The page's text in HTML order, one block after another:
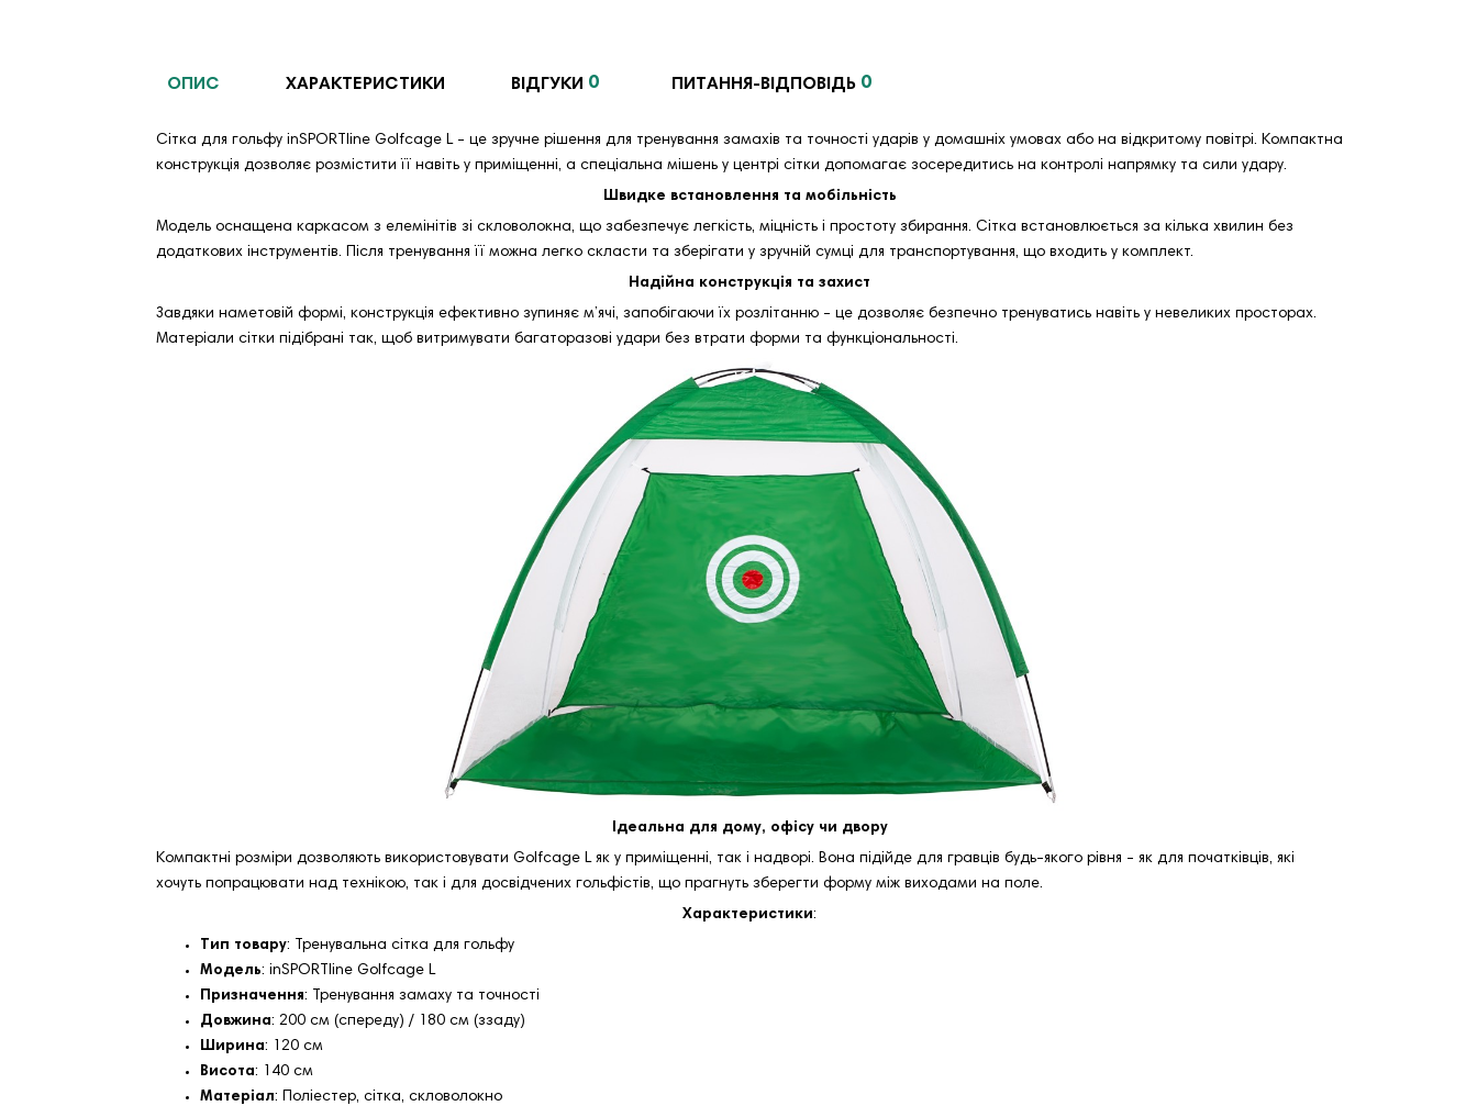
ОПИС ХАРАКТЕРИСТИКИ ВІДГУКИ 0 ПИТАННЯ-ВІДПОВІДЬ 0
Сітка для гольфу inSPORTline Golfcage L - це зручне рішення для тренування замахів та точності ударів у домашніх умовах або на відкритому повітрі. Компактна
конструкція дозволяє розмістити її навіть у приміщенні, а спеціальна мішень у центрі сітки допомагає зосередитись на контролі напрямку та сили удару.
Швидке встановлення та мобільність
Модель оснащена каркасом з елемінітів зі скловолокна, що забезпечує легкість, міцність і простоту збирання. Сітка встановлюється за кілька хвилин без
додаткових інструментів. Після тренування її можна легко скласти та зберігати у зручній сумці для транспортування, що входить у комплект.
Надійна конструкція та захист
Завдяки наметовій формі, конструкція ефективно зупиняє м’ячі, запобігаючи їх розлітанню - це дозволяє безпечно тренуватись навіть у невеликих просторах.
Матеріали сітки підібрані так, щоб витримувати багаторазові удари без втрати форми та функціональності.
Ідеальна для дому, офісу чи двору
Компактні розміри дозволяють використовувати Golfcage L як у приміщенні, так і надворі. Вона підійде для гравців будь-якого рівня - як для початківців, які
хочуть попрацювати над технікою, так і для досвідчених гольфістів, що прагнуть зберегти форму між виходами на поле.
Характеристики:
Тип товару: Тренувальна сітка для гольфу
Модель: inSPORTline Golfcage L
Призначення: Тренування замаху та точності
Довжина: 200 см (спереду) / 180 см (ззаду)
Ширина: 120 см
Висота: 140 см
Матеріал: Поліестер, сітка, скловолокно